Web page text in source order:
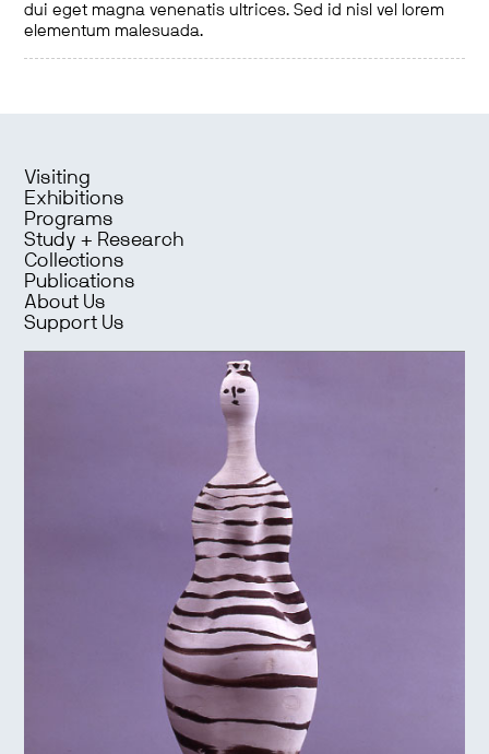
dui eget magna venenatis ultrices. Sed id nisl vel lorem
elementum malesuada.
Visiting
Exhibitions
Programs
Study + Research
Collections
Publications
About Us
Support Us